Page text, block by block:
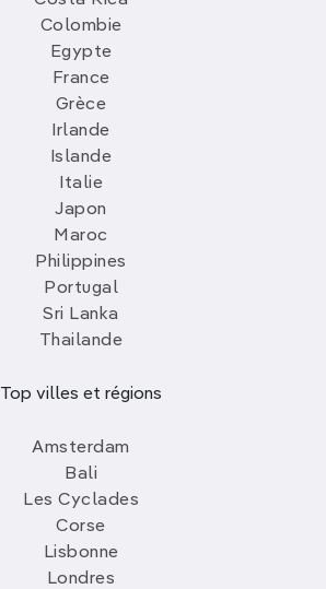
Colombie
Egypte
France
Grèce
Irlande
Islande
Italie
Japon
Maroc
Philippines
Portugal
Sri Lanka
Thailande
Top villes et régions
Amsterdam
Bali
Les Cyclades
Corse
Lisbonne
Londres